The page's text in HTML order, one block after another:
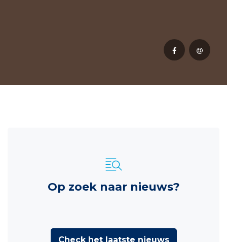
Op zoek naar nieuws?
Check het laatste nieuws